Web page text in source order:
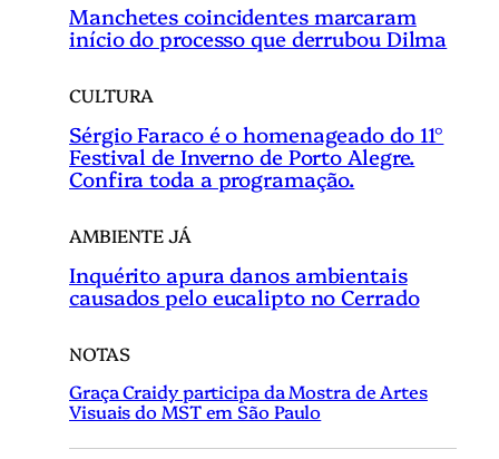
Manchetes coincidentes marcaram
início do processo que derrubou Dilma
CULTURA
Sérgio Faraco é o homenageado do 11°
Festival de Inverno de Porto Alegre.
Confira toda a programação.
AMBIENTE JÁ
Inquérito apura danos ambientais
causados pelo eucalipto no Cerrado
NOTAS
Graça Craidy participa da Mostra de Artes
Visuais do MST em São Paulo